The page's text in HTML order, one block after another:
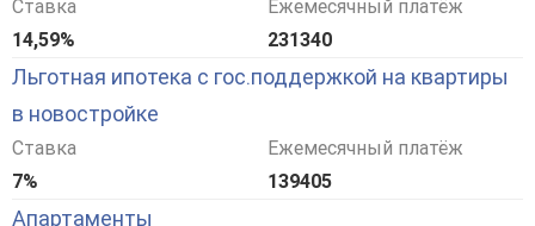
Ставка
14,59%
Ежемесячный платёж
231340
Льготная ипотека с гос.поддержкой на квартиры
в новостройке
Ставка
7%
Ежемесячный платёж
139405
Апартаменты